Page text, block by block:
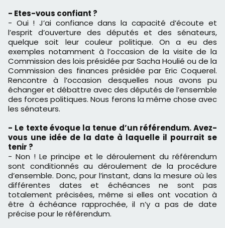
- Etes-vous confiant ?
- Oui ! J’ai confiance dans la capacité d’écoute et
l’esprit d’ouverture des députés et des sénateurs,
quelque soit leur couleur politique. On a eu des
exemples notamment à l’occasion de la visite de la
Commission des lois présidée par Sacha Houlié ou de la
Commission des finances présidée par Eric Coquerel.
Rencontre à l’occasion desquelles nous avons pu
échanger et débattre avec des députés de l’ensemble
des forces politiques. Nous ferons la même chose avec
les sénateurs.
- Le texte évoque la tenue d’un référendum. Avez-
vous une idée de la date à laquelle il pourrait se
tenir ?
- Non ! Le principe et le déroulement du référendum
sont conditionnés au déroulement de la procédure
d’ensemble. Donc, pour l’instant, dans la mesure où les
différentes dates et échéances ne sont pas
totalement précisées, même si elles ont vocation à
être à échéance rapprochée, il n’y a pas de date
précise pour le référendum.